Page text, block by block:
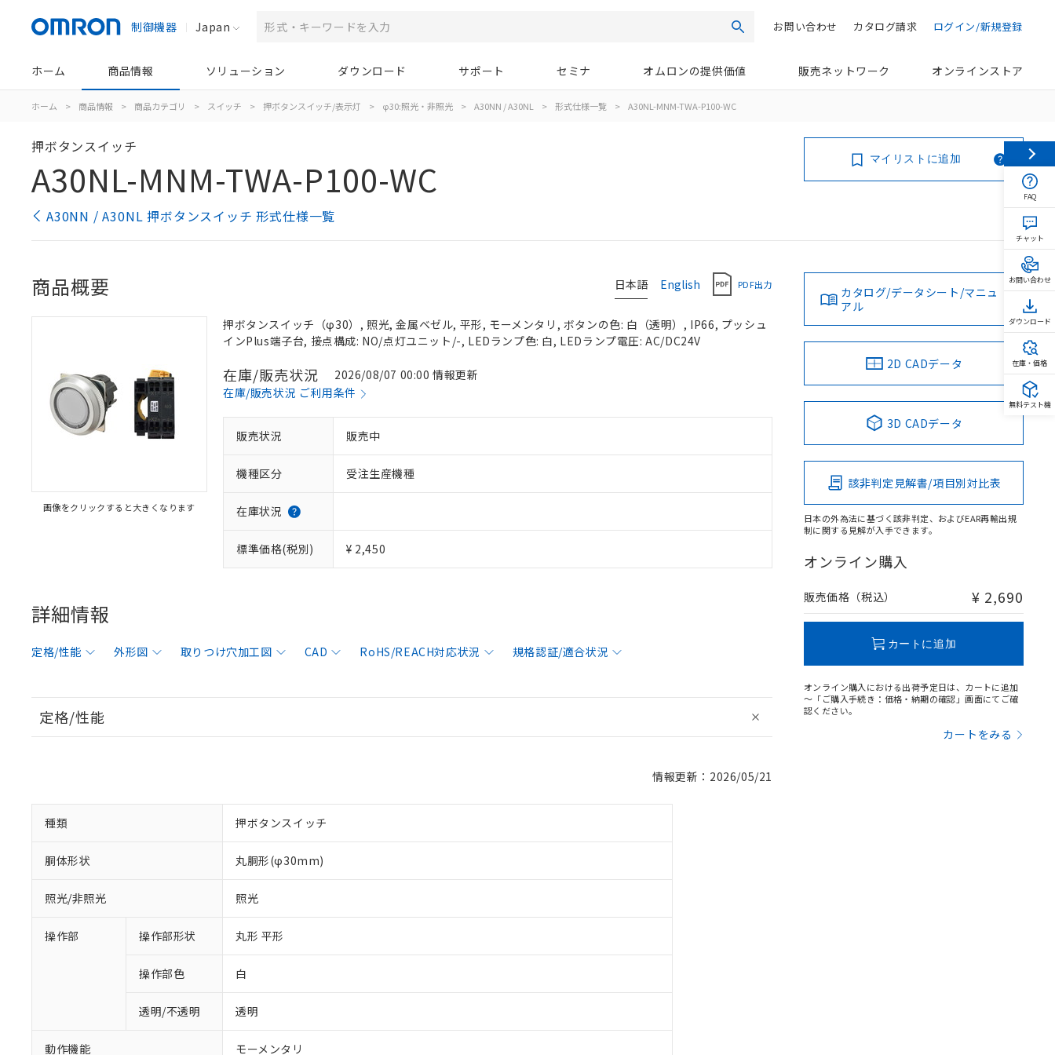
制御機器 Japan 検索 ログイン/新規登録
カタログ請求
お問い合わせ
ホーム 商品情報 ソリューション ダウンロード サポート セミナ オムロンの提供価値 販売ネットワーク オンラインストア
ホーム > 商品情報 > 商品カテゴリ > スイッチ > 押ボタンスイッチ/表示灯 > φ30:照光・非照光 > A30NN / A30NL > 形式仕様一覧 > A30NL-MNM-TWA-P100-WC
押ボタンスイッチ
A30NL-MNM-TWA-P100-WC
A30NN / A30NL 押ボタンスイッチ 形式仕様一覧
マイリストに追加
日本語 English PDF出力
商品概要
画像をクリックすると大きくなります
押ボタンスイッチ（φ30）, 照光, 金属ベゼル, 平形, モーメンタリ, ボタンの色: 白（透明）, IP66, プッシュ
インPlus端子台, 接点構成: NO/点灯ユニット/-, LEDランプ色: 白, LEDランプ電圧: AC/DC24V
在庫/販売状況
2026/08/07 00:00 情報更新
在庫/販売状況 ご利用条件
販売状況 販売中
機種区分 受注生産機種
在庫状況
標準価格(税別) ¥ 2,450
詳細情報
定格/性能 外形図 取りつけ穴加工図 CAD RoHS/REACH対応状況 規格認証/適合状況
定格/性能
情報更新：2026/05/21
種類 押ボタンスイッチ
胴体形状 丸胴形(φ30mm)
照光/非照光 照光
操作部 操作部形状 丸形 平形
操作部色 白
透明/不透明 透明
動作機能 モーメンタリ
カタログ/データシート/マニュ
アル
2D CADデータ
3D CADデータ
該非判定見解書/項目別対比表
日本の外為法に基づく該非判定、およびEAR再輸出規
制に関する見解が入手できます。
オンライン購入
販売価格（税込） ¥ 2,690
カートに追加
オンライン購入における出荷予定日は、カートに追加
～「ご購入手続き：価格・納期の確認」画面にてご確
認ください。
カートをみる
FAQ
チャット
お問い合わせ
ダウンロード
在庫・価格
無料テスト機